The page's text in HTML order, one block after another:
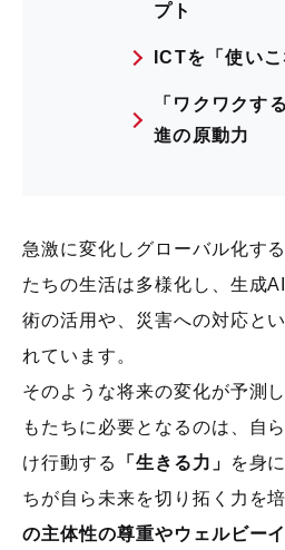
プト
ICTを「使い
「ワクワクす
進の原動力
急激に変化しグローバル化す
たちの生活は多様化し、生成
術の活用や、災害への対応と
れています。
そのような将来の変化が予測
もたちに必要となるのは、自
け行動する
「生きる力」
を身
ちが自ら未来を切り拓く力を
の主体性の尊重やウェルビー